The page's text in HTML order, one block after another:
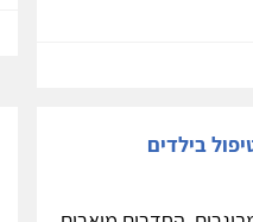
בילדים